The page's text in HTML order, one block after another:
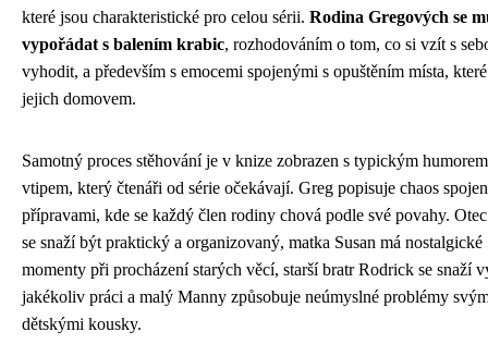
které jsou charakteristické pro celou sérii. Rodina Gregových se
vypořádat s balením krabic, rozhodováním o tom, co si vzít s
vyhodit, a především s emocemi spojenými s opuštěním místa,
jejich domovem.
Samotný proces stěhování je v knize zobrazen s typickým
vtipem, který čtenáři od série očekávají. Greg popisuje chaos
přípravami, kde se každý člen rodiny chová podle své povahy.
se snaží být praktický a organizovaný, matka Susan má nostalgické
momenty při procházení starých věcí, starší bratr Rodrick se snaží
jakékoliv práci a malý Manny způsobuje neúmyslné problémy
dětskými kousky.